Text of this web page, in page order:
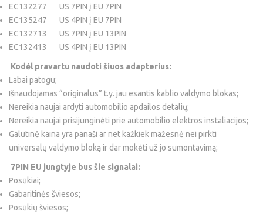
EC132277 US 7PIN į EU 7PIN
EC135247 US 4PIN į EU 7PIN
EC132713 US 7PIN į EU 13PIN
EC132413 US 4PIN į EU 13PIN
Kodėl pravartu naudoti šiuos adapterius:
Labai patogu;
Išnaudojamas “originalus” t.y. jau esantis kablio valdymo blokas;
Nereikia naujai ardyti automobilio apdailos detalių;
Nereikia naujai prisijunginėti prie automobilio elektros instaliacijos;
Galutinė kaina yra panaši ar net kažkiek mažesnė nei pirkti
universalų valdymo bloką ir dar mokėti už jo sumontavimą;
7PIN EU jungtyje bus šie signalai:
Posūkiai;
Gabaritinės šviesos;
Posūkių šviesos;